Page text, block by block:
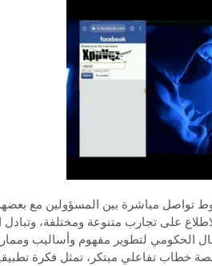
تواصل مباشرة بين المسؤولين مع
على تجارب متنوعة ومختلفة، وتبادل
الحكومي لتطوير مفهوم وأساليب
خطاب تفاعلي مبتكر، تمثل فكرة